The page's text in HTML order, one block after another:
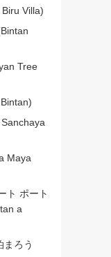
Villa)
Tree
Maya
ト ポート
a
まろう